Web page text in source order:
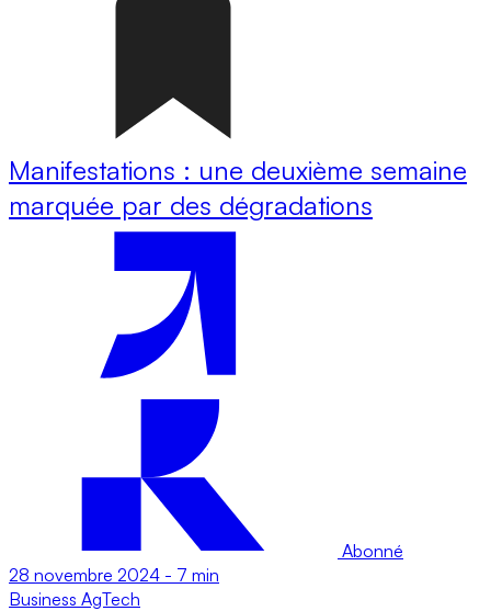
Manifestations : une deuxième semaine
marquée par des dégradations
Abonné
28 novembre 2024 - 7 min
Business AgTech